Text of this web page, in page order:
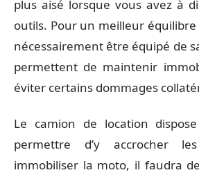
plus aisé lorsque vous avez à
outils. Pour un meilleur
nécessairement être équipé de
permettent de maintenir
éviter certains dommages
Le camion de location
permettre d’y accrocher
immobiliser la moto, il faudra